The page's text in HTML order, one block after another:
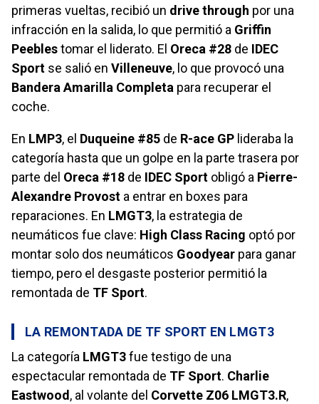
primeras vueltas, recibió un drive through por una
infracción en la salida, lo que permitió a Griffin
Peeblestomar el liderato. El Oreca #28 de IDEC
Sport se salió en Villeneuve, lo que provocó una
Bandera Amarilla Completa para recuperar el
coche.
En LMP3, el Duqueine #85 de R-ace GP lideraba la
categoría hasta que un golpe en la parte trasera por
parte del Oreca #18 de IDEC Sport obligó a Pierre-
Alexandre Provost a entrar en boxes para
reparaciones. En LMGT3, la estrategia de
neumáticos fue clave: High Class Racing optó por
montar solo dos neumáticos Goodyear para ganar
tiempo, pero el desgaste posterior permitió la
remontada de TF Sport.
LA REMONTADA DE TF SPORT EN LMGT3
La categoría LMGT3fue testigo de una
espectacular remontada de TF Sport. Charlie
Eastwood, al volante del Corvette Z06 LMGT3.R,